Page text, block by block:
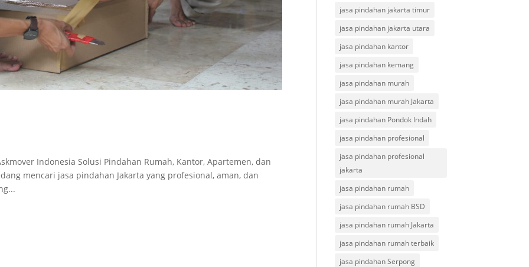
Indonesia Solusi Pindahan Rumah, Kantor, Apartemen, dan
mencari jasa pindahan Jakarta yang profesional, aman, dan
jasa pindahan jakarta timur
jasa pindahan jakarta utara
jasa pindahan kantor
jasa pindahan kemang
jasa pindahan murah
jasa pindahan murah Jakarta
jasa pindahan Pondok Indah
jasa pindahan profesional
jasa pindahan profesional
jakarta
jasa pindahan rumah
jasa pindahan rumah BSD
jasa pindahan rumah Jakarta
jasa pindahan rumah terbaik
jasa pindahan Serpong